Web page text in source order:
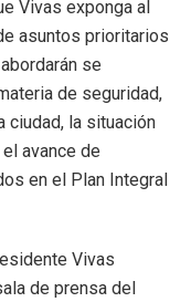
Vivas exponga al
asuntos prioritarios
se
de seguridad,
ciudad, la situación
avance de
en el Plan Integral
Vivas
de prensa del